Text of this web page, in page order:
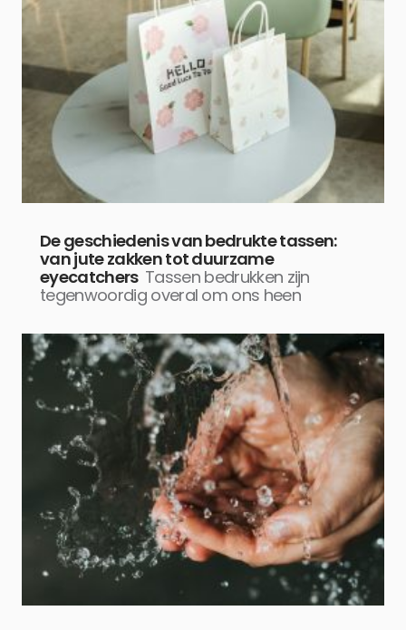
De geschiedenis van bedrukte tassen:
van jute zakken tot duurzame
eyecatchers Tassen bedrukken zijn
tegenwoordig overal om ons heen